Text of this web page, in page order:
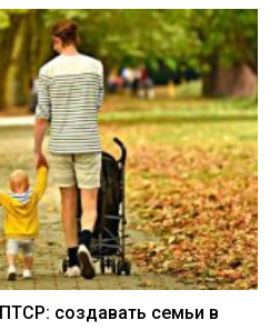
создавать семьи в